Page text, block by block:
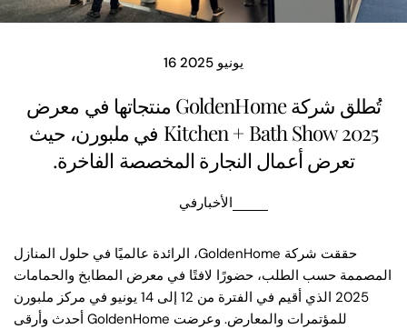
16 يونيو 2025
تُطلق شركة GoldenHome منتجاتها في معرض
Kitchen + Bath Show 2025 في ملبورن، حيث
تعرض أعمال النجارة المخصصة الفاخرة.
في الأخبار
حققت شركة GoldenHome، الرائدة عالميًا في حلول المنازل
المصممة حسب الطلب، حضورًا لافتًا في معرض المطابخ والحمامات
2025 الذي أقيم في الفترة من 12 إلى 14 يونيو في مركز ملبورن
للمؤتمرات والمعارض. وعرضت GoldenHome أحدث وأرقى